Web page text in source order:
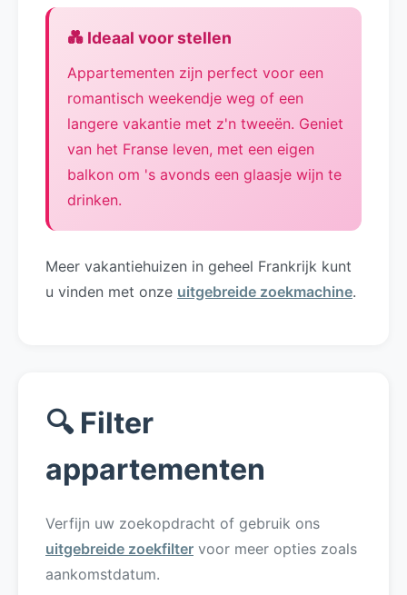
💑 Ideaal voor stellen
Appartementen zijn perfect voor een
romantisch weekendje weg of een
langere vakantie met z'n tweeën. Geniet
van het Franse leven, met een eigen
balkon om 's avonds een glaasje wijn te
drinken.
Meer vakantiehuizen in geheel Frankrijk kunt
u vinden met onze uitgebreide zoekmachine.
🔍 Filter
appartementen
Verfijn uw zoekopdracht of gebruik ons
uitgebreide zoekfilter voor meer opties zoals
aankomstdatum.